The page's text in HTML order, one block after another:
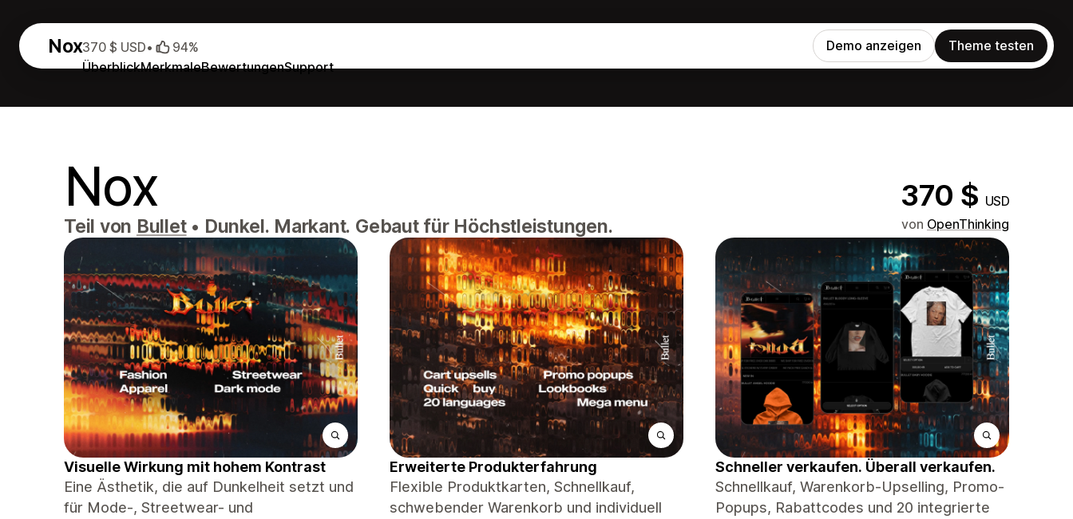
Nox
ÜberblickMerkmaleBewertungenSupport
370 $ USD• 94% Demo anzeigen Theme testen
Nox 370 $ USD
Teil von Bullet • Dunkel. Markant. Gebaut für Höchstleistungen. von OpenThinking
Visuelle Wirkung mit hohem Kontrast
Eine Ästhetik, die auf Dunkelheit setzt und
für Mode-, Streetwear- und
Erweiterte Produkterfahrung
Flexible Produktkarten, Schnellkauf,
schwebender Warenkorb und individuell
Schneller verkaufen. Überall verkaufen.
Schnellkauf, Warenkorb-Upselling, Promo-
Popups, Rabattcodes und 20 integrierte